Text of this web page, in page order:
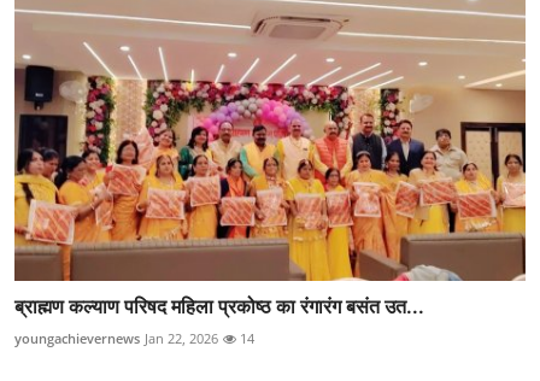
ब्राह्मण कल्याण परिषद महिला प्रकोष्ठ का रंगारंग बसंत उत...
youngachievernews Jan 22, 2026 14